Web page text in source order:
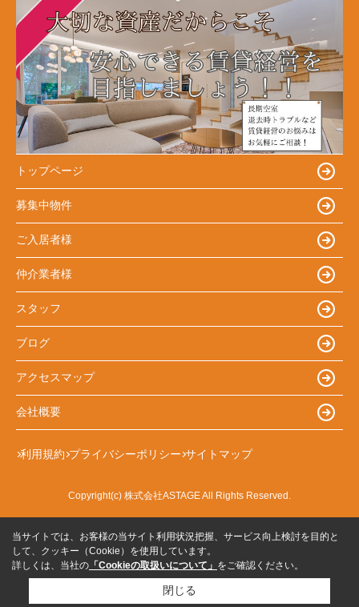
トップページ
募集中物件
ご入居者様
仲介業者様
スタッフ
ブログ
アクセスマップ
会社概要
利用規約 プライバシーポリシー サイトマップ
Copyright(c) 株式会社ASTAGE All Rights Reserved.
当サイトでは、お客様の当サイト利用状況把握、サービス向上検討を目的と
して、クッキー（Cookie）を使用しています。
詳しくは、当社の 「Cookieの取扱いについて」 をご確認ください。
閉じる